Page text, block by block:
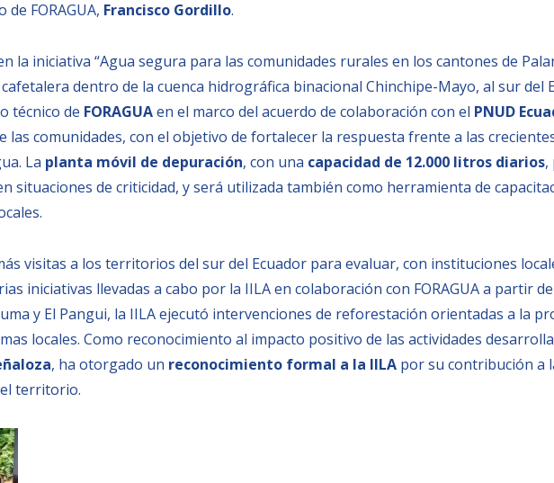
FORAGUA, Francisco Gordillo.
la iniciativa “Agua segura para las comunidades rurales en los cantones de
dentro de la cuenca hidrográfica binacional Chinchipe-Mayo, al sur del
técnico de FORAGUAen el marco del acuerdo de colaboración con el PNUD
las comunidades, con el objetivo de fortalecer la respuesta frente a las
La planta móvil de depuración, con una capacidad de 12.000 litros diarios,
situaciones de criticidad, y será utilizada también como herramienta de
visitas a los territorios del sur del Ecuador para evaluar, con instituciones
iniciativas llevadas a cabo por la IILA en colaboración con FORAGUA a partir de
y El Pangui, la IILA ejecutó intervenciones de reforestación orientadas a la
locales. Como reconocimiento al impacto positivo de las actividades
, ha otorgado un reconocimiento formal a la IILA por su contribución a
territorio.